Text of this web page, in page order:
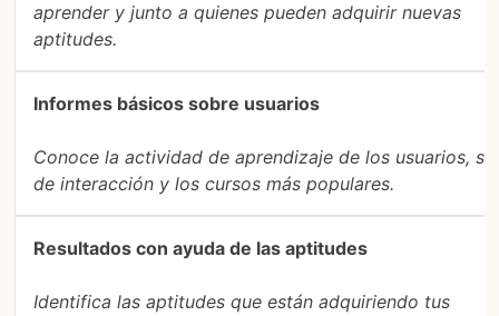
aprender y junto a quienes pueden adquirir nuevas
aptitudes.
Informes básicos sobre usuarios
Conoce la actividad de aprendizaje de los usuarios,
de interacción y los cursos más populares.
Resultados con ayuda de las aptitudes
Identifica las aptitudes que están adquiriendo tus